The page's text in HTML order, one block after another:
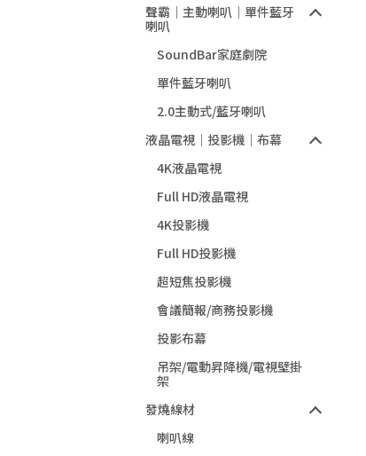
聲霸｜主動喇叭｜單件藍牙
喇叭
SoundBar家庭劇院
單件藍牙喇叭
2.0主動式/藍牙喇叭
液晶電視｜投影機｜布幕
4K液晶電視
Full HD液晶電視
4K投影機
Full HD投影機
超短焦投影機
會議簡報/商務投影機
投影布幕
吊架/電動昇降機/電視壁掛
架
發燒線材
喇叭線